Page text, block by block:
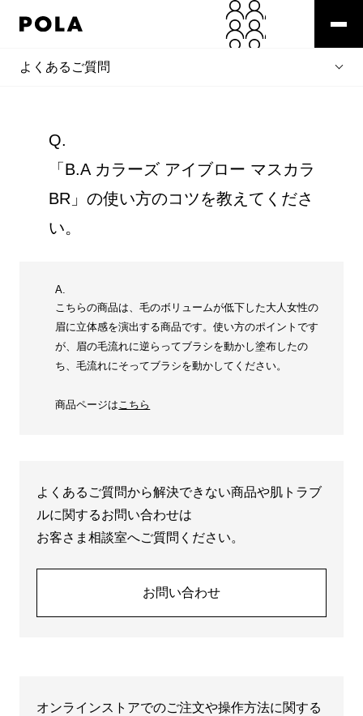
よくあるご質問
Q.
「B.A カラーズ アイブロー マスカラ
BR」の使い方のコツを教えてくださ
い。
A.
こちらの商品は、毛のボリュームが低下した大人女性の
眉に立体感を演出する商品です。使い方のポイントです
が、眉の毛流れに逆らってブラシを動かし塗布したの
ち、毛流れにそってブラシを動かしてください。
商品ページはこちら
よくあるご質問から解決できない商品や肌トラブ
ルに関するお問い合わせは
お客さま相談室へご質問ください。
お問い合わせ
オンラインストアでのご注文や操作方法に関する